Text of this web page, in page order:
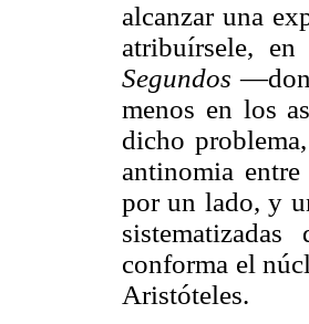
alcanzar una
atribuírsele,
Segundos
menos en los
dicho
antinomia
por un lado, y
conforma el
Aristóteles.